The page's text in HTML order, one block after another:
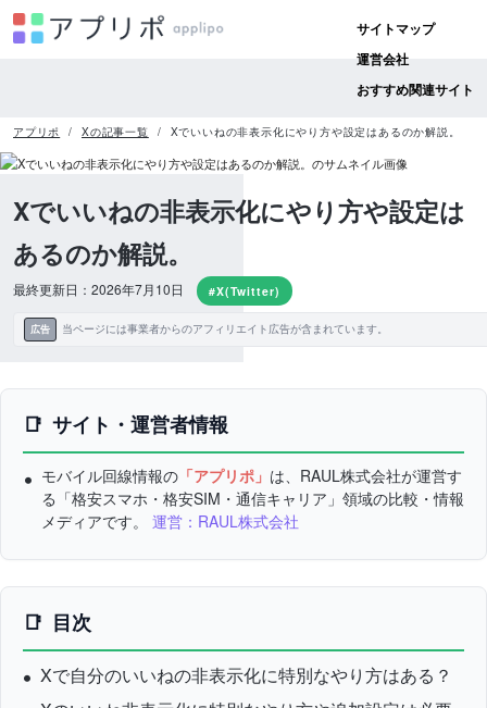
サイトマップ
運営会社
おすすめ関連サイト
アプリポ Xの記事一覧 Xでいいねの非表示化にやり方や設定はあるのか解説。
Xでいいねの非表示化にやり方や設定は
あるのか解説。
最終更新日：2026年7月10日 #X(Twitter)
広告 当ページには事業者からのアフィリエイト広告が含まれています。
サイト・運営者情報
モバイル回線情報の 「アプリポ」 は、RAUL株式会社が運営す
る「格安スマホ・格安SIM・通信キャリア」領域の比較・情報
メディアです。 運営：RAUL株式会社
目次
Xで自分のいいねの非表示化に特別なやり方はある？